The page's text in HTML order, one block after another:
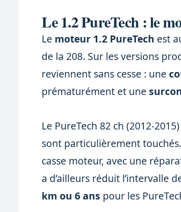
Le 1.2 PureTech : le
Le moteur 1.2 PureTech est
de la 208. Sur les versions
reviennent sans cesse : une
prématurément et une
Le PureTech 82 ch (2012-
sont particulièrement
casse moteur, avec une
a d’ailleurs réduit l’intervalle
km ou 6 ans pour les